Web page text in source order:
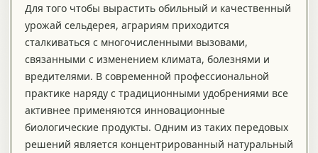
Для того чтобы вырастить обильный и качественный
урожай сельдерея, аграриям приходится
сталкиваться с многочисленными вызовами,
связанными с изменением климата, болезнями и
вредителями. В современной профессиональной
практике наряду с традиционными удобрениями все
активнее применяются инновационные
биологические продукты. Одним из таких передовых
решений является концентрированный натуральный